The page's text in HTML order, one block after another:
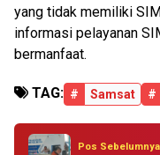
yang tidak memiliki
informasi pelayanan
bermanfaat.
TAG: # Samsat #
Pos